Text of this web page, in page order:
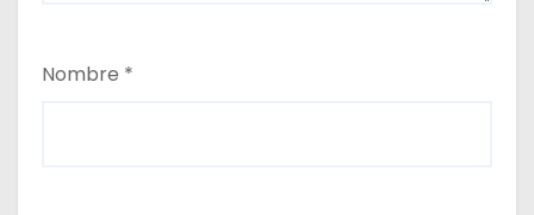
Nombre *